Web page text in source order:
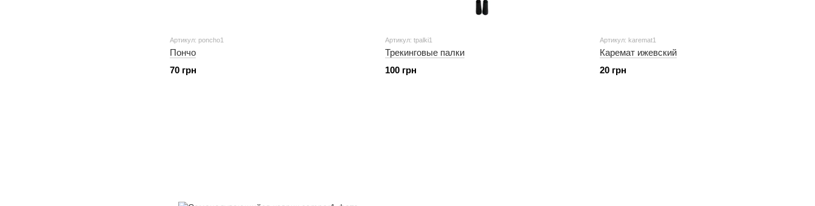
Артикул: poncho1
Пончо
70 грн
Артикул: tpalki1
Трекинговые палки
100 грн
Артикул: karemat1
Каремат ижевский
20 грн